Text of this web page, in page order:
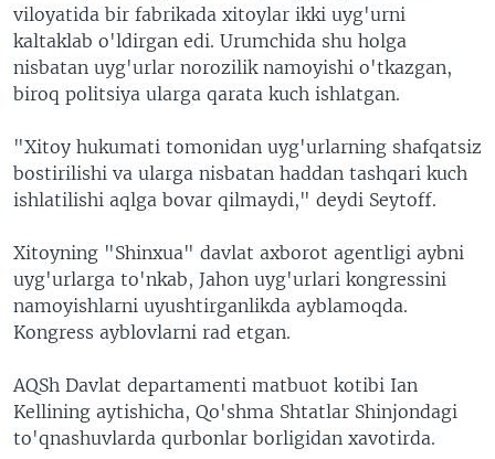
viloyatida bir fabrikada xitoylar ikki uyg'urni
kaltaklab o'ldirgan edi. Urumchida shu holga
nisbatan uyg'urlar norozilik namoyishi o'tkazgan,
biroq politsiya ularga qarata kuch ishlatgan.
"Xitoy hukumati tomonidan uyg'urlarning shafqatsiz
bostirilishi va ularga nisbatan haddan tashqari kuch
ishlatilishi aqlga bovar qilmaydi," deydi Seytoff.
Xitoyning "Shinxua" davlat axborot agentligi aybni
uyg'urlarga to'nkab, Jahon uyg'urlari kongressini
namoyishlarni uyushtirganlikda ayblamoqda.
Kongress ayblovlarni rad etgan.
AQSh Davlat departamenti matbuot kotibi Ian
Kellining aytishicha, Qo'shma Shtatlar Shinjondagi
to'qnashuvlarda qurbonlar borligidan xavotirda.